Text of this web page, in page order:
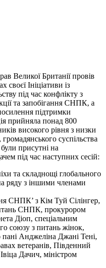
Великої Британії провів
Ініціативи із
під час конфлікту з
та запобігання СНПК, а
підтримки
прийняла понад 800
високого рівня з низки
суспільства
присутні на
під час наступних сесій:
та складнощі глобального
з іншими членами
СНПК’ з Кім Туй Сілінгер,
СНПК, прокурором
Діоп, спеціальним
союзу з питань жінок,
Анджеліна Джані Тені,
ветеранів, Південний
Дачич, міністром